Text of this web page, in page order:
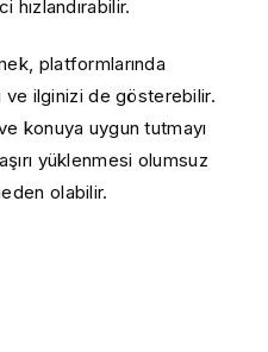
hızlandırabilir.
platformlarında
ve ilginizi de gösterebilir.
konuya uygun tutmayı
yüklenmesi olumsuz
olabilir.